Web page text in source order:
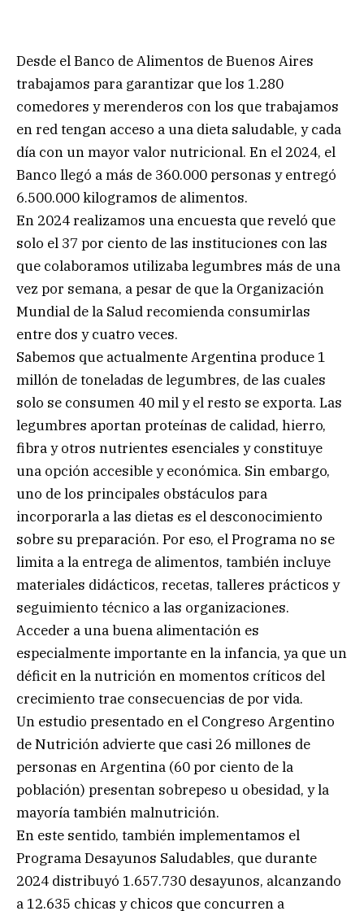
Desde el Banco de Alimentos de Buenos Aires
trabajamos para garantizar que los 1.280
comedores y merenderos con los que trabajamos
en red tengan acceso a una dieta saludable, y cada
día con un mayor valor nutricional. En el 2024, el
Banco llegó a más de 360.000 personas y entregó
6.500.000 kilogramos de alimentos.
En 2024 realizamos una encuesta que reveló que
solo el 37 por ciento de las instituciones con las
que colaboramos utilizaba legumbres más de una
vez por semana, a pesar de que la Organización
Mundial de la Salud recomienda consumirlas
entre dos y cuatro veces.
Sabemos que actualmente Argentina produce 1
millón de toneladas de legumbres, de las cuales
solo se consumen 40 mil y el resto se exporta. Las
legumbres aportan proteínas de calidad, hierro,
fibra y otros nutrientes esenciales y constituye
una opción accesible y económica. Sin embargo,
uno de los principales obstáculos para
incorporarla a las dietas es el desconocimiento
sobre su preparación. Por eso, el Programa no se
limita a la entrega de alimentos, también incluye
materiales didácticos, recetas, talleres prácticos y
seguimiento técnico a las organizaciones.
Acceder a una buena alimentación es
especialmente importante en la infancia, ya que un
déficit en la nutrición en momentos críticos del
crecimiento trae consecuencias de por vida.
Un estudio presentado en el Congreso Argentino
de Nutrición advierte que casi 26 millones de
personas en Argentina (60 por ciento de la
población) presentan sobrepeso u obesidad, y la
mayoría también malnutrición.
En este sentido, también implementamos el
Programa Desayunos Saludables, que durante
2024 distribuyó 1.657.730 desayunos, alcanzando
a 12.635 chicas y chicos que concurren a